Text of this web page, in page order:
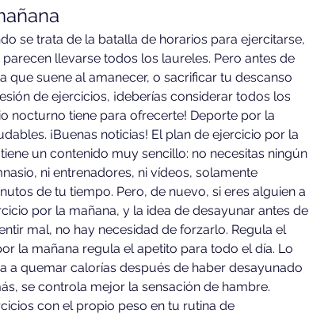
se trata de la batalla de horarios para ejercitarse,
llevarse todos los laureles. Pero antes de
que suene al amanecer, o sacrificar tu descanso
de ejercicios, ¡deberías considerar todos los
nocturno tiene para ofrecerte! Deporte por la
¡Buenas noticias! El plan de ejercicio por la
un contenido muy sencillo: no necesitas ningún
ni entrenadores, ni vídeos, solamente
de tu tiempo. Pero, de nuevo, si eres alguien a
por la mañana, y la idea de desayunar antes de
mal, no hay necesidad de forzarlo. Regula el
la mañana regula el apetito para todo el día. Lo
a quemar calorías después de haber desayunado
se controla mejor la sensación de hambre.
con el propio peso en tu rutina de